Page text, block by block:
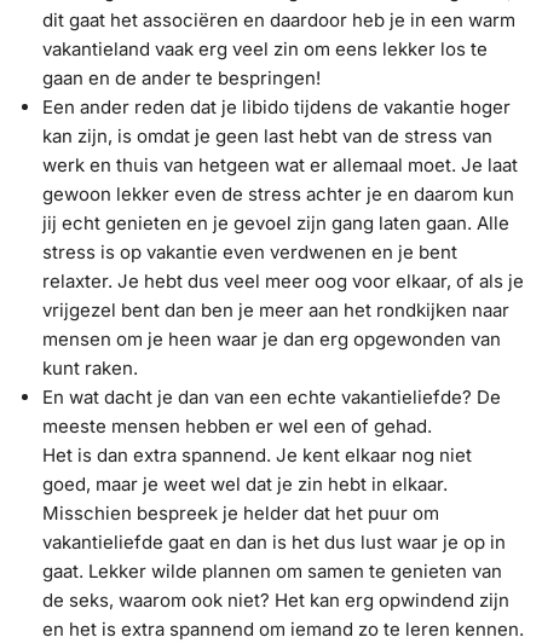
dit gaat het associëren en daardoor heb je in een warm
vakantieland vaak erg veel zin om eens lekker los te
gaan en de ander te bespringen!
Een ander reden dat je libido tijdens de vakantie hoger
kan zijn, is omdat je geen last hebt van de stress van
werk en thuis van hetgeen wat er allemaal moet. Je laat
gewoon lekker even de stress achter je en daarom kun
jij echt genieten en je gevoel zijn gang laten gaan. Alle
stress is op vakantie even verdwenen en je bent
relaxter. Je hebt dus veel meer oog voor elkaar, of als je
vrijgezel bent dan ben je meer aan het rondkijken naar
mensen om je heen waar je dan erg opgewonden van
kunt raken.
En wat dacht je dan van een echte vakantieliefde? De
meeste mensen hebben er wel een of gehad.
Het is dan extra spannend. Je kent elkaar nog niet
goed, maar je weet wel dat je zin hebt in elkaar.
Misschien bespreek je helder dat het puur om
vakantieliefde gaat en dan is het dus lust waar je op in
gaat. Lekker wilde plannen om samen te genieten van
de seks, waarom ook niet? Het kan erg opwindend zijn
en het is extra spannend om iemand zo te leren kennen.